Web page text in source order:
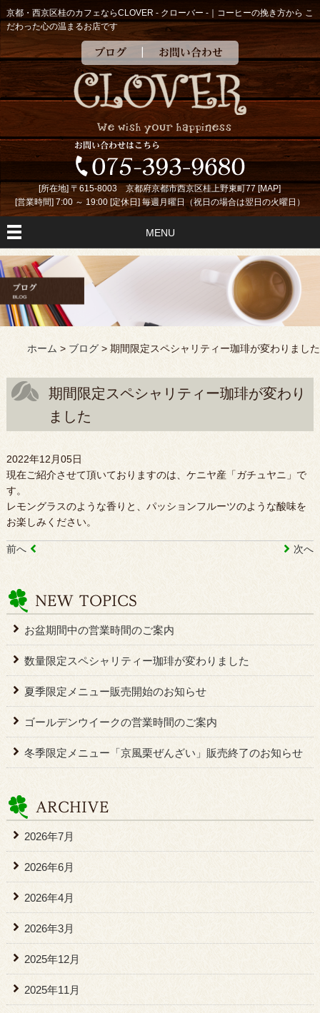
京都・西京区桂のカフェならCLOVER - クローバー -｜コーヒーの挽き方から こ
だわった心の温まるお店です
ブログ お問い合わせ
[所在地] 〒615-8003 京都府京都市西京区桂上野東町77 [MAP]
[営業時間] 7:00 ～ 19:00 [定休日] 毎週月曜日（祝日の場合は翌日の火曜日）
MENU
ホーム > ブログ > 期間限定スペシャリティー珈琲が変わりました
期間限定スペシャリティー珈琲が変わり
ました
2022年12月05日
現在ご紹介させて頂いておりますのは、ケニヤ産「ガチュヤニ」で
す。
レモングラスのような香りと、パッションフルーツのような酸味を
お楽しみください。
前へ 次へ
お盆期間中の営業時間のご案内
数量限定スペシャリティー珈琲が変わりました
夏季限定メニュー販売開始のお知らせ
ゴールデンウイークの営業時間のご案内
冬季限定メニュー「京風栗ぜんざい」販売終了のお知らせ
2026年7月
2026年6月
2026年4月
2026年3月
2025年12月
2025年11月